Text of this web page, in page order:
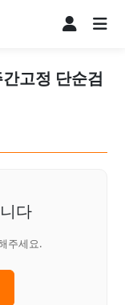
고정 단순검
다
주세요.